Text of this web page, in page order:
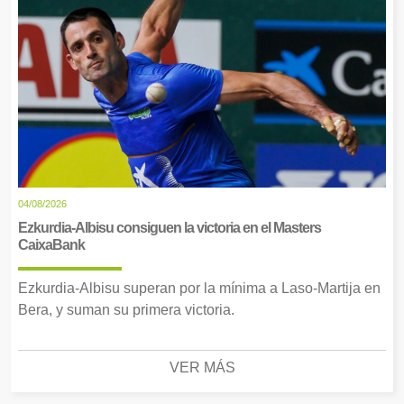
04/08/2026
Ezkurdia-Albisu consiguen la victoria en el Masters
CaixaBank
Ezkurdia-Albisu superan por la mínima a Laso-Martija en
Bera, y suman su primera victoria.
VER MÁS